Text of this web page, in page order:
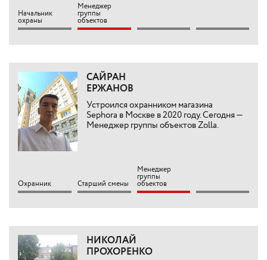
Начальник
охраны
Менеджер
группы
объектов
САЙРАН
ЕРЖАНОВ
Устроился охранником магазина
Sephora в Москве в 2020 году. Сегодня —
Менеджер группы объектов Zolla.
Охранник Старший смены
Менеджер
группы
объектов
НИКОЛАЙ
ПРОХОРЕНКО